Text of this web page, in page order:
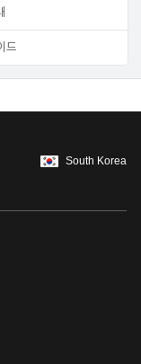
드
South Korea